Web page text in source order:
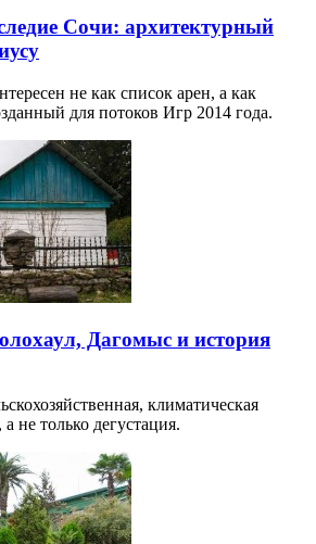
Сочи: архитектурный
не как список арен, а как
для потоков Игр 2014 года.
Дагомыс и история
климатическая
не только дегустация.